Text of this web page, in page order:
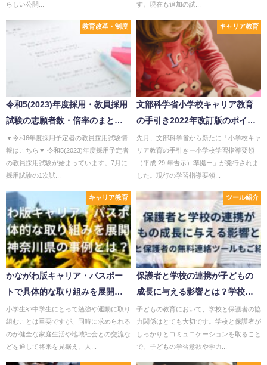
らしい公開...
す。現在も追加の試...
教育改革・制度
令和5(2023)年度採用・教員採用
試験の志願者数・倍率のまと
め：中部編
▼令和6年度採用予定者の教員採用試験情
報はこちら▼ 令和5(2023)年度採用予定者
の教員採用試験が始まっています。7月に
採用試験の1次試...
キャリア教育
文部科学省小学校キャリア教育
の手引き2022年改訂版のポイン
トをわかりやすく解説
先月、文部科学省から新たに「小学校キャ
リア教育の手引きー小学校学習指導要領
（平成 29 年告示）準拠ー」が発行されま
した。現行の学習指導要領...
キャリア教育
かながわ版キャリア・パスポー
トで具体的な取り組みを展開！
神奈川県の事例とは？
小学生や中学生にとって勉強や運動に取り
組むことは重要ですが、同時に求められる
のが健全な家庭生活や地域社会との交流な
どを通して将来を見据え、人...
ツール紹介
保護者と学校の連携が子どもの
成長に与える影響とは？学校と
保護者の連絡ツールもご紹介！
子どもの教育において、学校と保護者の協
力関係はとても大切です。学校と保護者が
しっかりとコミュニケーションを取ること
で、子どもの学習意欲や学力...